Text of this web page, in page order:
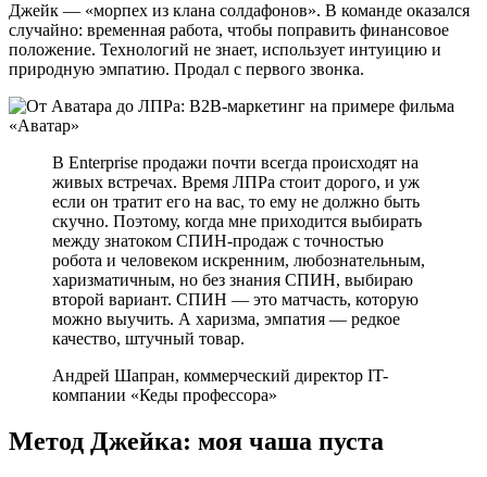
Джейк — «морпех из клана солдафонов». В команде оказался
случайно: временная работа, чтобы поправить финансовое
положение. Технологий не знает, использует интуицию и
природную эмпатию. Продал с первого звонка.
В Enterprise продажи почти всегда происходят на
живых встречах. Время ЛПРа стоит дорого, и уж
если он тратит его на вас, то ему не должно быть
скучно. Поэтому, когда мне приходится выбирать
между знатоком СПИН-продаж с точностью
робота и человеком искренним, любознательным,
харизматичным, но без знания СПИН, выбираю
второй вариант. СПИН — это матчасть, которую
можно выучить. А харизма, эмпатия — редкое
качество, штучный товар.
Андрей Шапран, коммерческий директор IT-
компании «Кеды профессора»
Метод Джейка: моя чаша пуста